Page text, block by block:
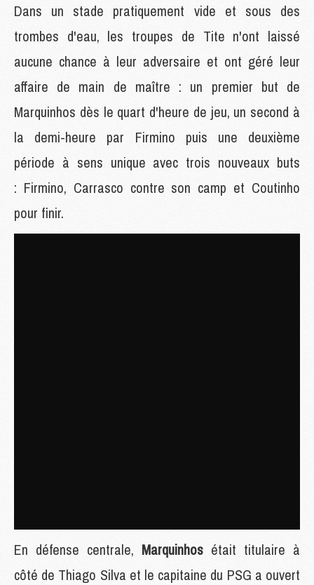
Dans un stade pratiquement vide et sous des
trombes d'eau, les troupes de Tite n'ont laissé
aucune chance à leur adversaire et ont géré leur
affaire de main de maître : un premier but de
Marquinhos dès le quart d'heure de jeu, un second à
la demi-heure par Firmino puis une deuxième
période à sens unique avec trois nouveaux buts
: Firmino, Carrasco contre son camp et Coutinho
pour finir.
En défense centrale, Marquinhos était titulaire à
côté de Thiago Silva et le capitaine du PSG a ouvert